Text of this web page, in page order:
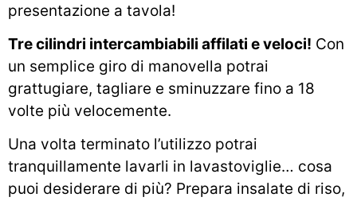
presentazione a tavola!
Tre cilindri intercambiabili affilati e veloci! Con
un semplice giro di manovella potrai
grattugiare, tagliare e sminuzzare fino a 18
volte più velocemente.
Una volta terminato l’utilizzo potrai
tranquillamente lavarli in lavastoviglie… cosa
puoi desiderare di più? Prepara insalate di riso,